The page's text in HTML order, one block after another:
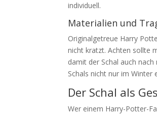
individuell.
Materialien und
Originalgetreue Harry
nicht kratzt. Achten sollte
damit der Schal auch
Schals nicht nur im Winter
Der Schal als
Wer einem Harry-Potter-